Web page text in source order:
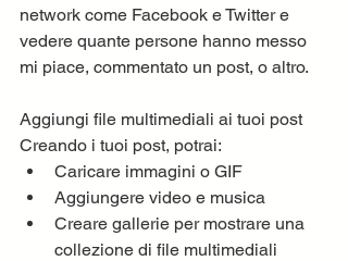
network come Facebook e Twitter e
vedere quante persone hanno messo
mi piace, commentato un post, o altro.
Aggiungi file multimediali ai tuoi post
Creando i tuoi post, potrai:
Caricare immagini o GIF
Aggiungere video e musica
Creare gallerie per mostrare una
collezione di file multimediali